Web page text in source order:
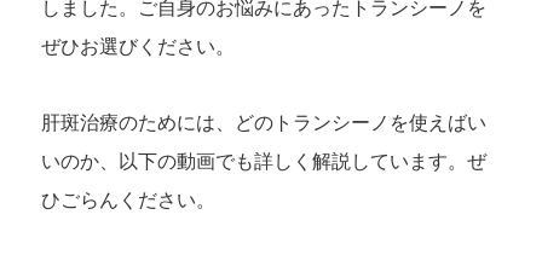
しました。ご自身のお悩みにあったトランシーノを
ぜひお選びください。
肝斑治療のためには、どのトランシーノを使えばい
いのか、以下の動画でも詳しく解説しています。ぜ
ひごらんください。